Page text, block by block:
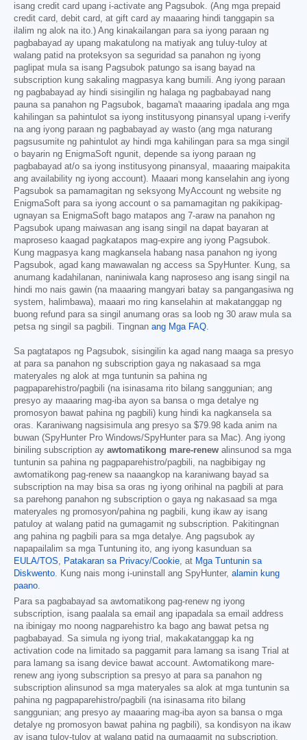
isang credit card upang i-activate ang Pagsubok. (Ang mga prepaid
credit card, debit card, at gift card ay maaaring hindi tanggapin sa
ilalim ng alok na ito.) Ang kinakailangan para sa iyong paraan ng
pagbabayad ay upang makatulong na matiyak ang tuluy-tuloy at
walang patid na proteksyon sa seguridad sa panahon ng iyong
paglipat mula sa isang Pagsubok patungo sa isang bayad na
subscription kung sakaling magpasya kang bumili. Ang iyong paraan
ng pagbabayad ay hindi sisingilin ng halaga ng pagbabayad nang
pauna sa panahon ng Pagsubok, bagama't maaaring ipadala ang mga
kahilingan sa pahintulot sa iyong institusyong pinansyal upang i-verify
na ang iyong paraan ng pagbabayad ay wasto (ang mga naturang
pagsusumite ng pahintulot ay hindi mga kahilingan para sa mga singil
o bayarin ng EnigmaSoft ngunit, depende sa iyong paraan ng
pagbabayad at/o sa iyong institusyong pinansyal, maaaring maipakita
ang availability ng iyong account). Maaari mong kanselahin ang iyong
Pagsubok sa pamamagitan ng seksyong MyAccount ng website ng
EnigmaSoft para sa iyong account o sa pamamagitan ng pakikipag-
ugnayan sa EnigmaSoft bago matapos ang 7-araw na panahon ng
Pagsubok upang maiwasan ang isang singil na dapat bayaran at
maproseso kaagad pagkatapos mag-expire ang iyong Pagsubok.
Kung magpasya kang magkansela habang nasa panahon ng iyong
Pagsubok, agad kang mawawalan ng access sa SpyHunter. Kung, sa
anumang kadahilanan, naniniwala kang naproseso ang isang singil na
hindi mo nais gawin (na maaaring mangyari batay sa pangangasiwa ng
system, halimbawa), maaari mo ring kanselahin at makatanggap ng
buong refund para sa singil anumang oras sa loob ng 30 araw mula sa
petsa ng singil sa pagbili. Tingnan ang Mga FAQ
Sa pagtatapos ng Pagsubok, sisingilin ka agad nang maaga sa presyo
at para sa panahon ng subscription gaya ng nakasaad sa mga
materyales ng alok at mga tuntunin sa pahina ng
pagpaparehistro/pagbili (na isinasama rito bilang sanggunian; ang
presyo ay maaaring mag-iba ayon sa bansa o mga detalye ng
promosyon bawat pahina ng pagbili) kung hindi ka nagkansela sa
oras. Karaniwang nagsisimula ang presyo sa $79.98 kada anim na
buwan (SpyHunter Pro Windows/SpyHunter para sa Mac). Ang iyong
biniling subscription ay awtomatikong mare-renew alinsunod sa mga
tuntunin sa pahina ng pagpaparehistro/pagbili, na nagbibigay ng
awtomatikong pag-renew sa naaangkop na karaniwang bayad sa
subscription na may bisa sa oras ng iyong orihinal na pagbili at para
sa parehong panahon ng subscription o gaya ng nakasaad sa mga
materyales ng promosyon/pahina ng pagbili, kung ikaw ay isang
patuloy at walang patid na gumagamit ng subscription. Pakitingnan
ang pahina ng pagbili para sa mga detalye. Ang pagsubok ay
napapailalim sa mga Tuntuning ito, ang iyong kasunduan sa
EULA/TOS
Patakaran sa Privacy/Cookie , at Mga Tuntunin sa
Diskwento . Kung nais mong i-uninstall ang SpyHunter, alamin kung
paano
Para sa pagbabayad sa awtomatikong pag-renew ng iyong
subscription, isang paalala sa email ang ipapadala sa email address
na ibinigay mo noong nagparehistro ka bago ang bawat petsa ng
pagbabayad. Sa simula ng iyong trial, makakatanggap ka ng
activation code na limitado sa paggamit para lamang sa isang Trial at
para lamang sa isang device bawat account. Awtomatikong mare-
renew ang iyong subscription sa presyo at para sa panahon ng
subscription alinsunod sa mga materyales sa alok at mga tuntunin sa
pahina ng pagpaparehistro/pagbili (na isinasama rito bilang
sanggunian; ang presyo ay maaaring mag-iba ayon sa bansa o mga
detalye ng promosyon bawat pahina ng pagbili), sa kondisyon na ikaw
ay isang tuloy-tuloy at walang patid na gumagamit ng subscription.